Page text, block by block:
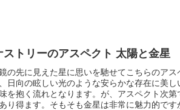
ストリーのアスペクト 太陽と金星
の先に見えた星に思いを馳せてこちらのアス
日向の眩しい光のような安らかな存在に美し
を抱く流れとなります。が、アスペクト次第
り得ます。そもそも金星は非常に魅力的です